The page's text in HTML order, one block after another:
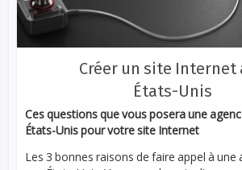
Créer un site Internet
États-Unis
Ces questions que vous posera une
États-Unis pour votre site Internet
Les 3 bonnes raisons de faire appel à une